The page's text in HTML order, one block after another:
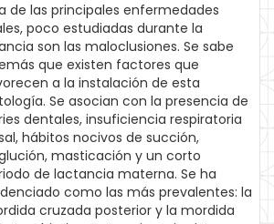
de las principales enfermedades
poco estudiadas durante la
son las maloclusiones. Se sabe
que existen factores que
a la instalación de esta
Se asocian con la presencia de
dentales, insuficiencia respiratoria
hábitos nocivos de succión,
masticación y un corto
de lactancia materna. Se ha
como las más prevalentes: la
cruzada posterior y la mordida